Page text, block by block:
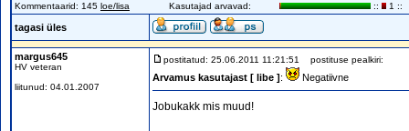
Kommentaarid: 145 loe/lisa Kasutajad arvavad: :: 1 ::
tagasi üles
margus645
HV veteran
liitunud: 04.01.2007
postitatud: 25.06.2011 11:21:51 postituse pealkiri:
Arvamus kasutajast [ libe ]: Negatiivne
Jobukakk mis muud!